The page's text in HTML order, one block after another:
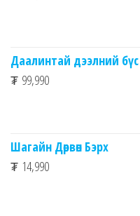
Даалинтай дээлний бүс
₮ 99,990
Шагайн Дөрвөн Бэрх
₮ 14,990